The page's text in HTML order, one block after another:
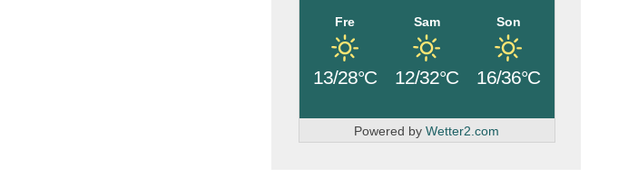
Fre
13/28°C
Sam
12/32°C
Son
16/36°C
Powered byWetter2.com